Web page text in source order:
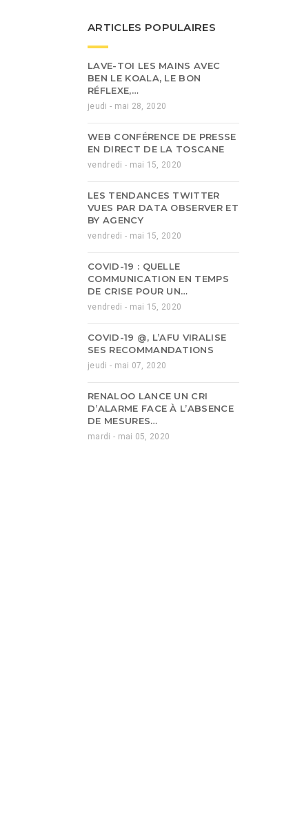
ARTICLES POPULAIRES
LAVE-TOI LES MAINS AVEC
BEN LE KOALA, LE BON
RÉFLEXE,…
jeudi - mai 28, 2020
WEB CONFÉRENCE DE PRESSE
EN DIRECT DE LA TOSCANE
vendredi - mai 15, 2020
LES TENDANCES TWITTER
VUES PAR DATA OBSERVER ET
BY AGENCY
vendredi - mai 15, 2020
COVID-19 : QUELLE
COMMUNICATION EN TEMPS
DE CRISE POUR UN…
vendredi - mai 15, 2020
COVID-19 @, L’AFU VIRALISE
SES RECOMMANDATIONS
jeudi - mai 07, 2020
RENALOO LANCE UN CRI
D’ALARME FACE À L’ABSENCE
DE MESURES…
mardi - mai 05, 2020